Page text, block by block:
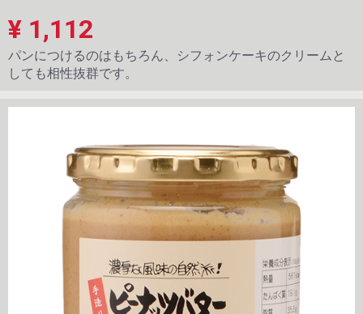
¥ 1,112
パンにつけるのはもちろん、シフォンケーキのクリームと
しても相性抜群です。